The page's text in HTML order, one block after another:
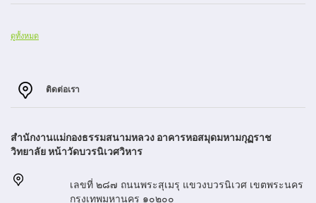
ดูทั้งหมด
ติดต่อเรา
สำนักงานแม่กองธรรมสนามหลวง อาคารหอสมุดมหามกุฏราช
วิทยาลัย หน้าวัดบวรนิเวศวิหาร
เลขที่ ๒๘๗ ถนนพระสุเมรุ แขวงบวรนิเวศ เขตพระนคร
กรุงเทพมหานคร ๑๐๒๐๐